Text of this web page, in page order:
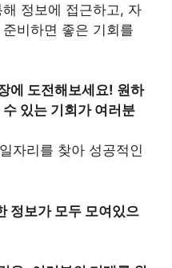
정보에 접근하고, 자
비하면 좋은 기회를
에 도전해보세요! 원하
있는 기회가 여러분
자리를 찾아 성공적인
정보가 모두 모여있으